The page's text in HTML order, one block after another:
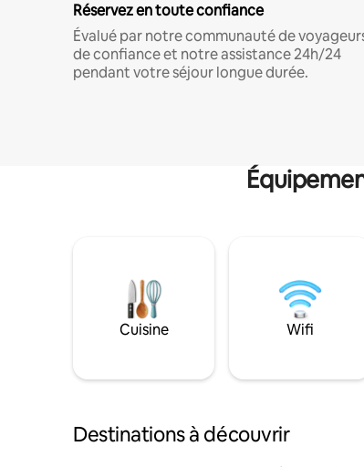
Réservez en toute confiance
Évalué par notre communauté de
de confiance et notre assistance 24h/24
pendant votre séjour longue durée.
Cuisine Wifi
Destinations à découvrir